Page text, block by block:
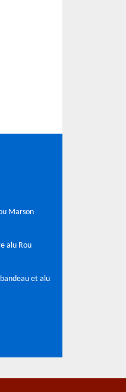
Marson
alu Rou
et alu